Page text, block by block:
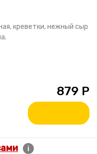
креветки, нежный сыр
879 Р
i